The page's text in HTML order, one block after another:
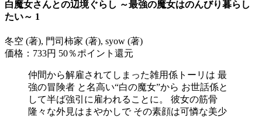
白魔女さんとの辺境ぐらし ～最強の魔女はのんびり暮らし
たい～ 1
冬空 (著), 門司柿家 (著), syow (著)
価格：733円 50％ポイント還元
仲間から解雇されてしまった雑用係トーリは 最
強の冒険者 と名高い“白の魔女”から お世話係と
して半ば強引に雇われることに。 彼女の筋骨
隆々な外見はまやかしで その素顔は可憐な美少